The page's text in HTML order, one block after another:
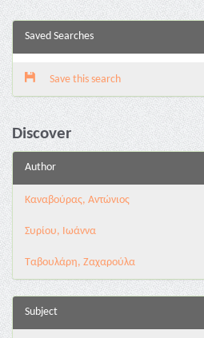
Saved Searches
Save this search
Discover
Author
Καναβούρας, Αντώνιος
Συρίου, Ιωάννα
Ταβουλάρη, Ζαχαρούλα
Subject